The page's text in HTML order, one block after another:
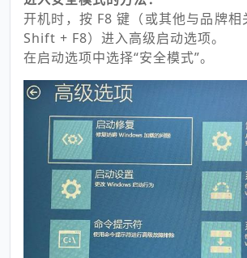
开机时，按 F8 键（或其他与品牌相
Shift + F8）进入高级启动选项。
在启动选项中选择“安全模式”。